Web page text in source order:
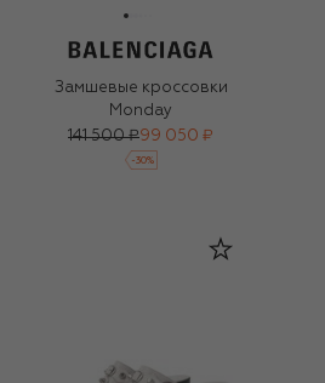
Замшевые кроссовки
Monday
141 500 ₽99 050 ₽
-30%